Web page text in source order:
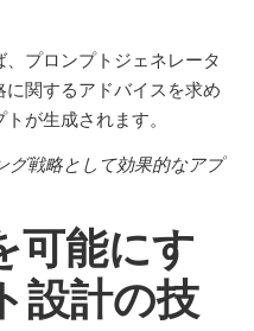
プロンプトジェネレータ
関するアドバイスを求め
が生成されます。
グ戦略として効果的なアプ
可能にす
設計の技